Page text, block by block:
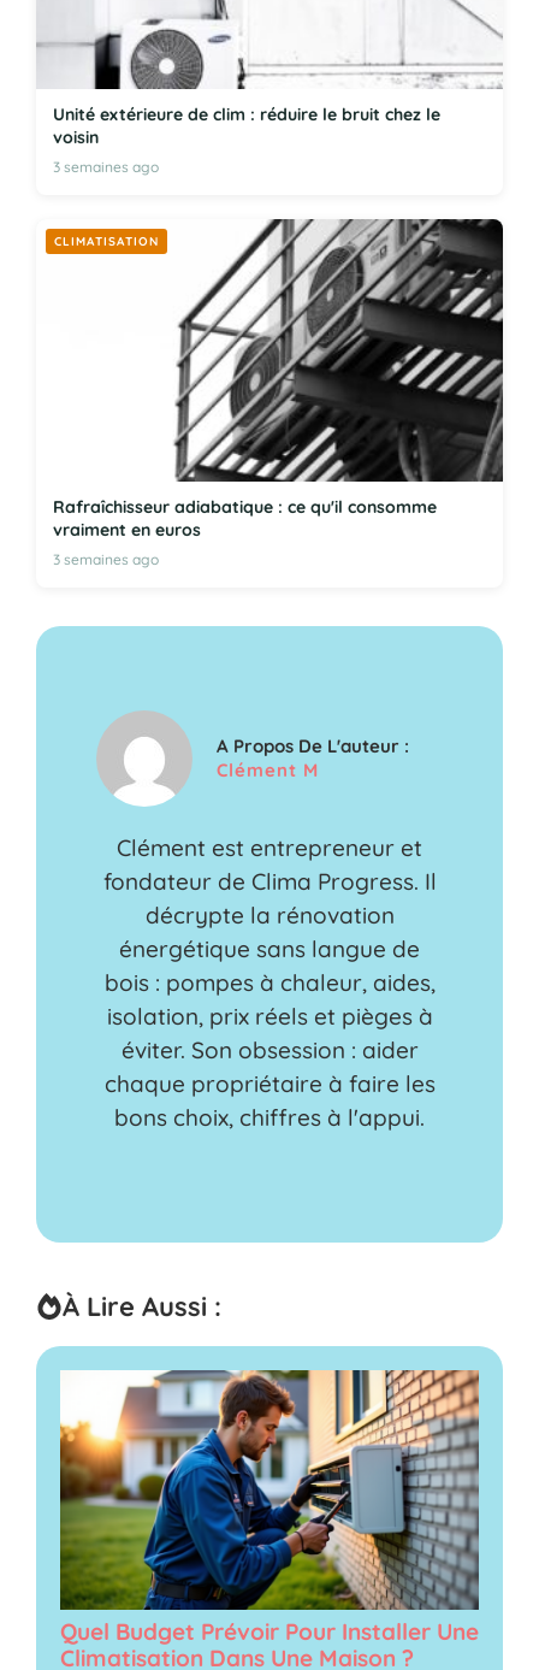
Unité extérieure de clim : réduire le bruit chez le
voisin
3 semaines ago
CLIMATISATION
Rafraîchisseur adiabatique : ce qu'il consomme
vraiment en euros
3 semaines ago
A Propos De L'auteur :
Clément M
Clément est entrepreneur et
fondateur de Clima Progress. Il
décrypte la rénovation
énergétique sans langue de
bois : pompes à chaleur, aides,
isolation, prix réels et pièges à
éviter. Son obsession : aider
chaque propriétaire à faire les
bons choix, chiffres à l'appui.
À Lire Aussi :
Quel Budget Prévoir Pour Installer Une
Climatisation Dans Une Maison ?